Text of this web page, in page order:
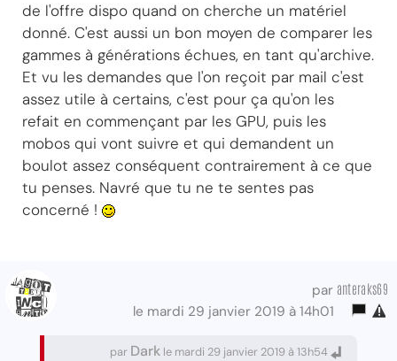
de l'offre dispo quand on cherche un matériel
donné. C'est aussi un bon moyen de comparer les
gammes à générations échues, en tant qu'archive.
Et vu les demandes que l'on reçoit par mail c'est
assez utile à certains, c'est pour ça qu'on les
refait en commençant par les GPU, puis les
mobos qui vont suivre et qui demandent un
boulot assez conséquent contrairement à ce que
tu penses. Navré que tu ne te sentes pas
concerné !
par anteraks69
le mardi 29 janvier 2019 à 14h01
par Dark le mardi 29 janvier 2019 à 13h54